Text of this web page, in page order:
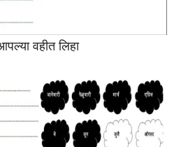
वहीत लिहा